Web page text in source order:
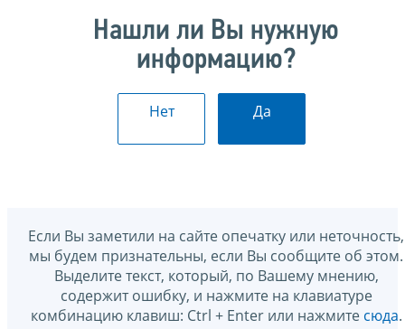
Нашли ли Вы нужную
информацию?
Нет Да
Если Вы заметили на сайте опечатку или неточность,
мы будем признательны, если Вы сообщите об этом.
Выделите текст, который, по Вашему мнению,
содержит ошибку, и нажмите на клавиатуре
комбинацию клавиш: Ctrl + Enter или нажмите сюда.